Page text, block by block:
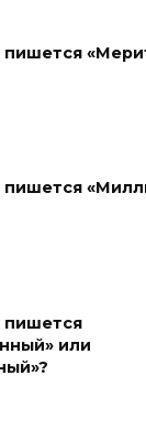
пишется
пишется
пишется
или